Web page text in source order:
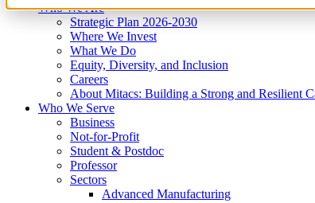
Who We Are
Strategic Plan 2026-2030
Where We Invest
What We Do
Equity, Diversity, and Inclusion
Careers
About Mitacs: Building a Strong and Resilient
Who We Serve
Business
Not-for-Profit
Student & Postdoc
Professor
Sectors
Advanced Manufacturing